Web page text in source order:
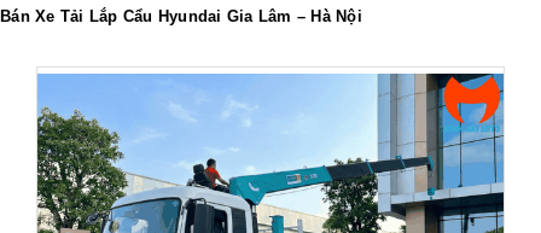
Bán Xe Tải Lắp Cẩu Hyundai Gia Lâm – Hà Nội